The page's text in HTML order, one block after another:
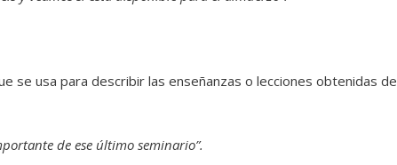
se usa para describir las enseñanzas o lecciones obtenidas de
de ese último seminario”.